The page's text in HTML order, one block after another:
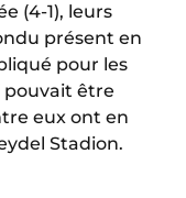
(4-1), leurs
présent en
pour les
pouvait être
eux ont en
Stadion.